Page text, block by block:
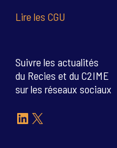
Lire les CGU
Suivre les actualités
du Recies et du C2IME
sur les réseaux sociaux
LinkedIn
X